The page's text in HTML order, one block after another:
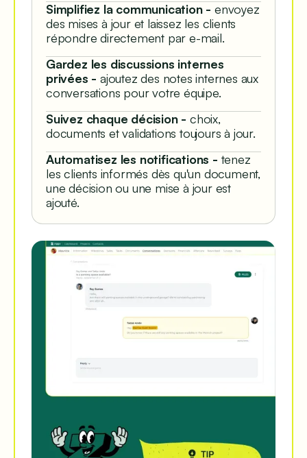
Simplifiez la communication - envoyez
des mises à jour et laissez les clients
répondre directement par e-mail.
Gardez les discussions internes
privées - ajoutez des notes internes aux
conversations pour votre équipe.
Suivez chaque décision - choix,
documents et validations toujours à jour.
Automatisez les notifications - tenez
les clients informés dès qu'un document,
une décision ou une mise à jour est
ajouté.